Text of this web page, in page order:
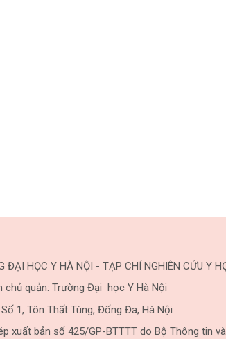
ĐẠI HỌC Y HÀ NỘI - TẠP CHÍ NGHIÊN CỨU Y
chủ quản: Trường Đại học Y Hà Nội
1, Tôn Thất Tùng, Đống Đa, Hà Nội
xuất bản số 425/GP-BTTTT do Bộ Thông tin